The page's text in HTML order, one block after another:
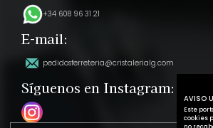
+34 608 96 31 21
E-mail:
pedidosferreteria@cristalerialg.com
Síguenos en Instagram:
AVISO
Este
cookies